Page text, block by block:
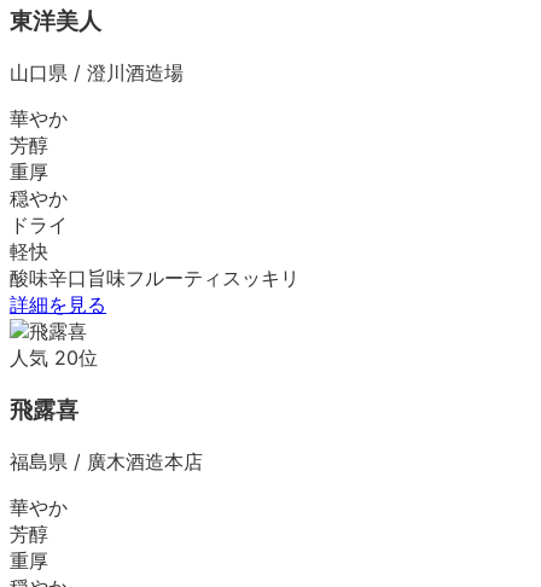
東洋美人
山口県 / 澄川酒造場
華やか
芳醇
重厚
穏やか
ドライ
軽快
酸味辛口 旨味フルーティ スッキリ
詳細を見る
人気 20位
飛露喜
福島県 / 廣木酒造本店
華やか
芳醇
重厚